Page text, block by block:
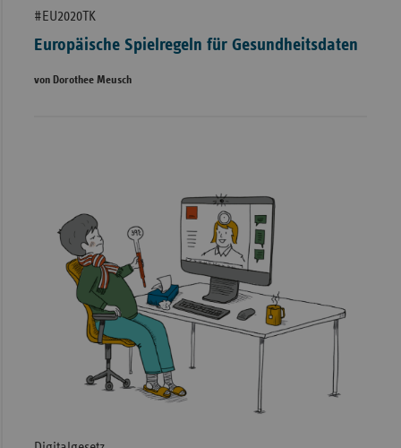
#EU2020TK
Europäische Spielregeln für Gesundheitsdaten
von Dorothee Meusch